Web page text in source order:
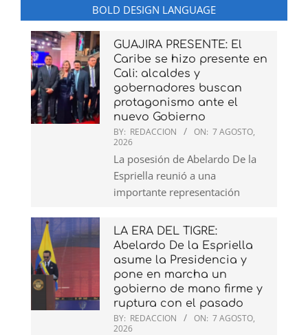
BOLD DESIGN LANGUAGE
GUAJIRA PRESENTE: El
Caribe se hizo presente en
Cali: alcaldes y
gobernadores buscan
protagonismo ante el
nuevo Gobierno
BY: REDACCION ON: 7 AGOSTO,
2026
La posesión de Abelardo De la
Espriella reunió a una
importante representación
LA ERA DEL TIGRE:
Abelardo De la Espriella
asume la Presidencia y
pone en marcha un
gobierno de mano firme y
ruptura con el pasado
BY: REDACCION ON: 7 AGOSTO,
2026